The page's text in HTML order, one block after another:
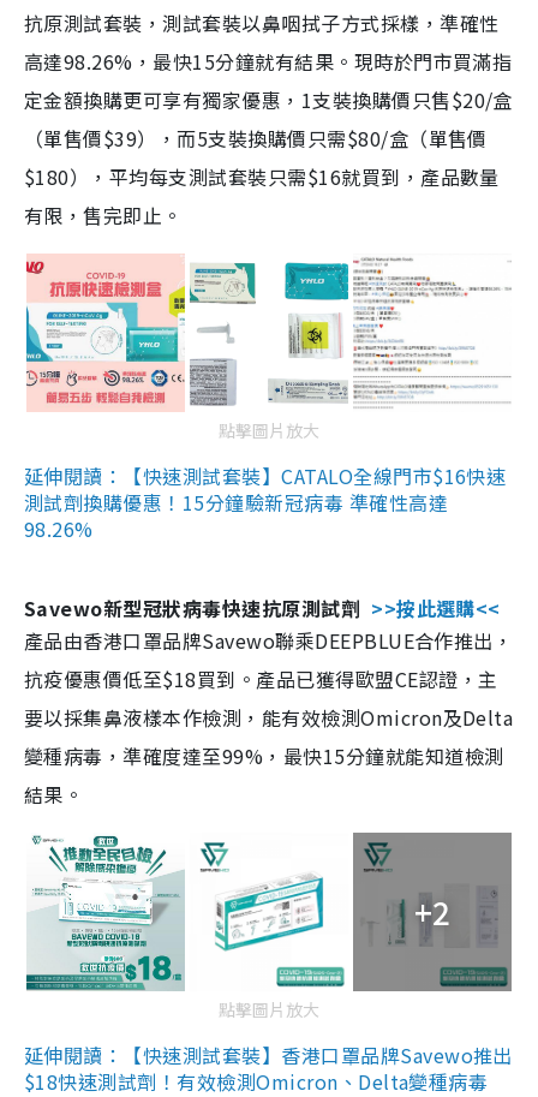
抗原測試套裝，測試套裝以鼻咽拭子方式採樣，準確性
高達98.26%，最快15分鐘就有結果。現時於門市買滿指
定金額換購更可享有獨家優惠，1支裝換購價只售$20/盒
（單售價$39），而5支裝換購價只需$80/盒（單售價
$180），平均每支測試套裝只需$16就買到，產品數量
有限，售完即止。
點擊圖片放大
延伸閱讀：【快速測試套裝】CATALO全線門市$16快速
測試劑換購優惠！15分鐘驗新冠病毒 準確性高達
98.26%
Savewo新型冠狀病毒快速抗原測試劑 >>按此選購<<
產品由香港口罩品牌Savewo聯乘DEEPBLUE合作推出，
抗疫優惠價低至$18買到。產品已獲得歐盟CE認證，主
要以採集鼻液樣本作檢測，能有效檢測Omicron及Delta
變種病毒，準確度達至99%，最快15分鐘就能知道檢測
結果。
+2
點擊圖片放大
延伸閱讀：【快速測試套裝】香港口罩品牌Savewo推出
$18快速測試劑！有效檢測Omicron、Delta變種病毒